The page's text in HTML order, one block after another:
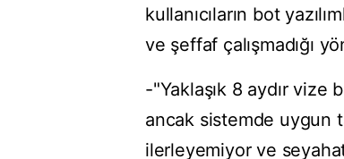
kullanıcıların bot
ve şeffaf çalışmadığı
-"Yaklaşık 8 aydır vize
ancak sistemde uygun
ilerleyemiyor ve